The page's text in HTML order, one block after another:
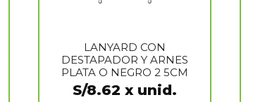
LANYARD CON
DESTAPADOR Y ARNES
PLATA O NEGRO 2 5CM
S/8.62 x unid.